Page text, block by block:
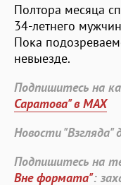
Полтора месяца
34-летнего
Пока
невыезде.
Подпишитесь на
Саратова" в MAX
Новости
Подпишитесь на
Вне формата":